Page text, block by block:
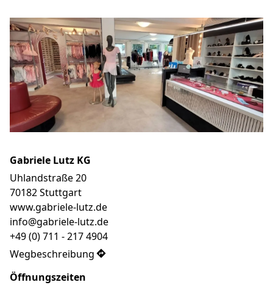
Gabriele Lutz KG
Uhlandstraße 20
70182 Stuttgart
www.gabriele-lutz.de
info@gabriele-lutz.de
+49 (0) 711 - 217 4904
Wegbeschreibung
Öffnungszeiten